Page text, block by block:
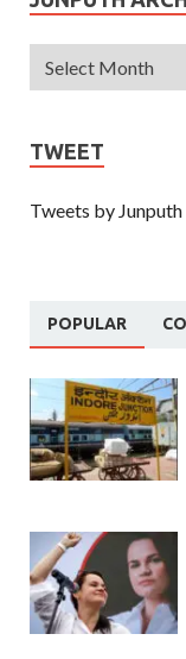
TWEET
Tweets by Junputh
POPULAR